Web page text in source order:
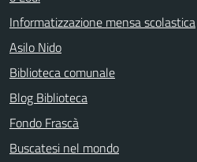
Informatizzazione mensa scolastica
Asilo Nido
Biblioteca comunale
Blog Biblioteca
Fondo Frascà
Buscatesi nel mondo